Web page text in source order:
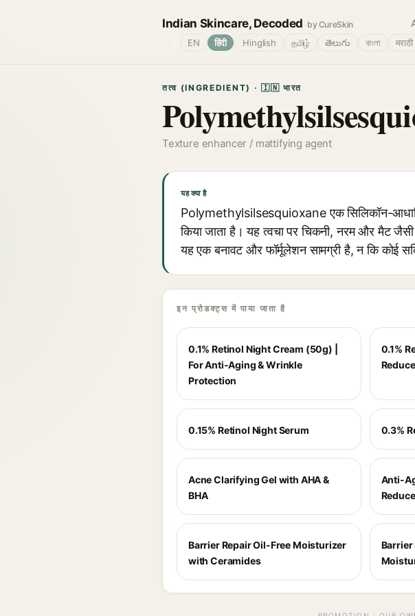
Indian Skincare, Decoded by CureSkin
EN हिंदी Hinglish தமிழ் తెలుగు বাংলা मराठी
तत्व (INGREDIENT) · 🇮🇳 भारत
Texture enhancer / mattifying agent
यह क्या है
Polymethylsilsesquioxane एक सिलिकॉन-
किया जाता है। यह त्वचा पर चिकनी, नरम और मैट
यह एक बनावट और फॉर्मूलेशन सामग्री है, न कि कोई
इन प्रोडक्ट्स में पाया जाता है
0.1% Retinol Night Cream (50g) |
For Anti-Aging & Wrinkle
Protection
0.1%
0.15% Retinol Night Serum 0.3%
Acne Clarifying Gel with AHA &
BHA
Anti-
Barrier Repair Oil-Free Moisturizer
with Ceramides
Barrier